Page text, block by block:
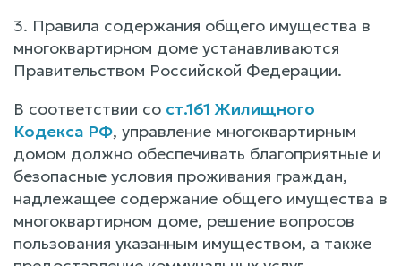
3. Правила содержания общего имущества в
многоквартирном доме устанавливаются
Правительством Российской Федерации.
В соответствии со ст.161 Жилищного
Кодекса РФ, управление многоквартирным
домом должно обеспечивать благоприятные и
безопасные условия проживания граждан,
надлежащее содержание общего имущества в
многоквартирном доме, решение вопросов
пользования указанным имуществом, а также